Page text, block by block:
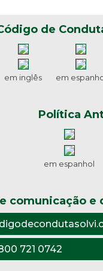
de
em inglês em
Política
em espanhol
comunicação e
721 0742